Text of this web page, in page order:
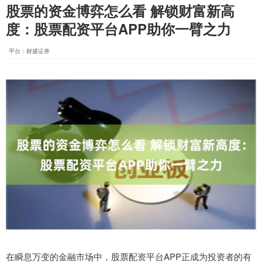
股票的资金博弈怎么看 解锁财富新高
度：股票配资平台APP助你一臂之力
平台：财盛证券
在瞬息万变的金融市场中，股票配资平台APP正成为投资者的有